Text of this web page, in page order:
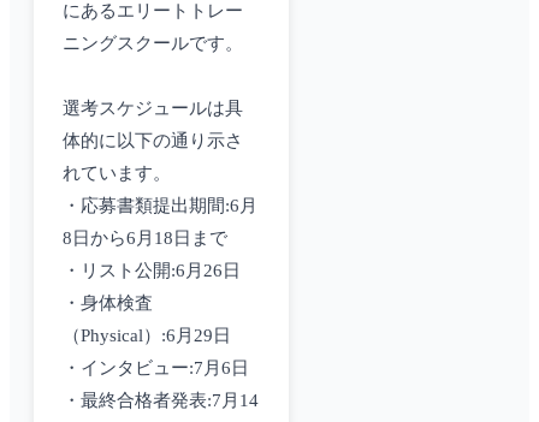
にあるエリートトレー
ニングスクールです。
選考スケジュールは具
体的に以下の通り示さ
れています。
・応募書類提出期間:6月
8日から6月18日まで
・リスト公開:6月26日
・身体検査
（Physical）:6月29日
・インタビュー:7月6日
・最終合格者発表:7月14